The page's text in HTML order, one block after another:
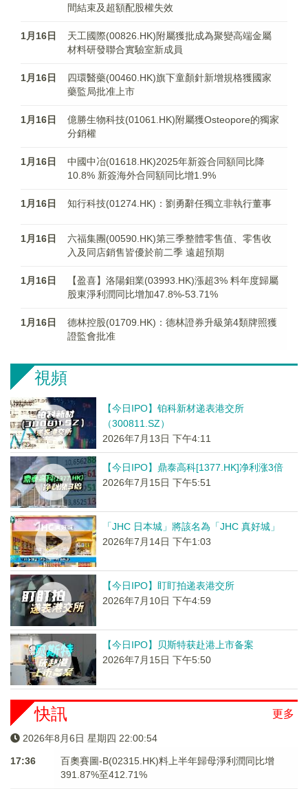
間結束及超額配股權失效
1月16日
天工國際(00826.HK)附屬獲批成為聚變高端金屬
材料研發聯合實驗室新成員
1月16日
四環醫藥(00460.HK)旗下童顏針新增規格獲國家
藥監局批准上市
1月16日
億勝生物科技(01061.HK)附屬獲Osteopore的獨家
分銷權
1月16日
中國中冶(01618.HK)2025年新簽合同額同比降
10.8% 新簽海外合同額同比增1.9%
1月16日 知行科技(01274.HK)：劉勇辭任獨立非執行董事
1月16日
六福集團(00590.HK)第三季整體零售值、零售收
入及同店銷售皆優於前二季 遠超預期
1月16日
【盈喜】洛陽鉬業(03993.HK)漲超3% 料年度歸屬
股東淨利潤同比增加47.8%-53.71%
1月16日
德林控股(01709.HK)：德林證券升級第4類牌照獲
證監會批准
視頻
【今日IPO】铂科新材递表港交所
（300811.SZ）
2026年7月13日 下午4:11
【今日IPO】鼎泰高科[1377.HK]净利涨3倍
2026年7月15日 下午5:51
「JHC 日本城」將該名為「JHC 真好城」
2026年7月14日 下午1:03
【今日IPO】盯盯拍递表港交所
2026年7月10日 下午4:59
【今日IPO】贝斯特获赴港上市备案
2026年7月15日 下午5:50
更多
快訊
2026年8月6日 星期四 22:00:54
17:36
百奧賽圖-B(02315.HK)料上半年歸母淨利潤同比增
391.87%至412.71%